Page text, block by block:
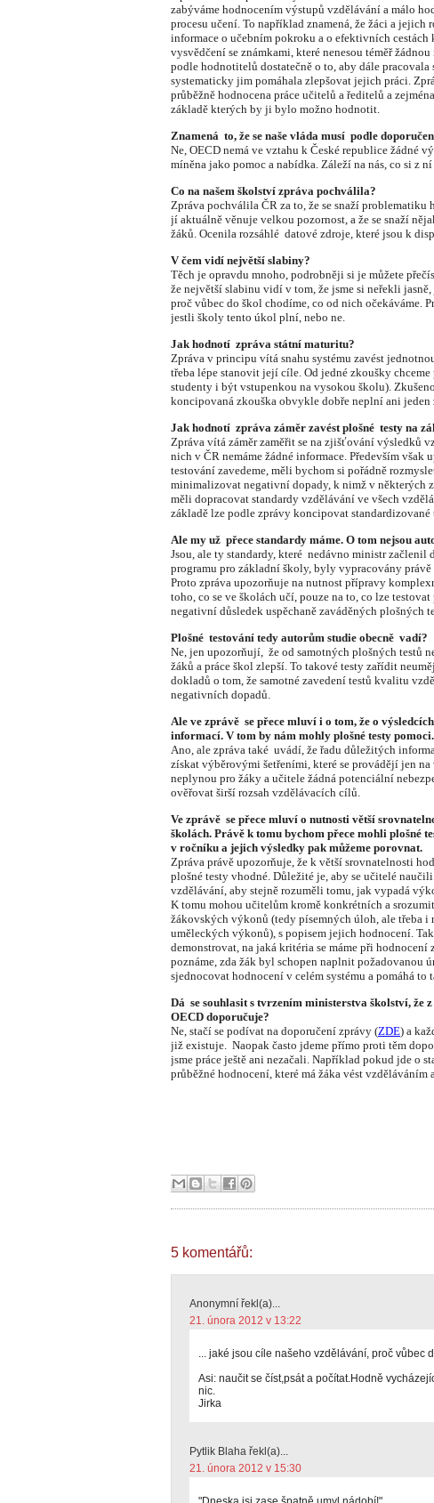
zabýváme hodnocením výstupů vzdělávání a málo
procesu učení. To například znamená, že žáci a
informace o učebním pokroku a o efektivních cestách
vysvědčení se známkami, které nenesou téměř
podle hodnotitelů dostatečně o to, aby dále pracovala
systematicky jim pomáhala zlepšovat jejich práci.
průběžně hodnocena práce učitelů a ředitelů a
základě kterých by ji bylo možno hodnotit.
Znamená to, že se naše vláda musí podle
Ne, OECD nemá ve vztahu k České republice žádné
míněna jako pomoc a nabídka. Záleží na nás, co si z ní
Co na našem školství zpráva pochválila?
Zpráva pochválila ČR za to, že se snaží
jí aktuálně věnuje velkou pozornost, a že se snaží
žáků. Ocenila rozsáhlé datové zdroje, které jsou k
V čem vidí největší slabiny?
Těch je opravdu mnoho, podrobněji si je můžete
že největší slabinu vidí v tom, že jsme si neřekli
proč vůbec do škol chodíme, co od nich očekáváme.
jestli školy tento úkol plní, nebo ne.
Jak hodnotí zpráva státní maturitu?
Zpráva v principu vítá snahu systému zavést
třeba lépe stanovit její cíle. Od jedné zkoušky
studenty i být vstupenkou na vysokou školu).
koncipovaná zkouška obvykle dobře neplní ani
Jak hodnotí zpráva záměr zavést plošné testy na
Zpráva vítá záměr zaměřit se na zjišťování výsledků
nich v ČR nemáme žádné informace. Především však
testování zavedeme, měli bychom si pořádně
minimalizovat negativní dopady, k nimž v některých
měli dopracovat standardy vzdělávání ve všech
základě lze podle zprávy koncipovat standardizované
Ale my už přece standardy máme. O tom nejsou
Jsou, ale ty standardy, které nedávno ministr začlenil
programu pro základní školy, byly vypracovány
Proto zpráva upozorňuje na nutnost přípravy
toho, co se ve školách učí, pouze na to, co lze
negativní důsledek uspěchaně zaváděných plošných
Plošné testování tedy autorům studie obecně vadí?
Ne, jen upozorňují, že od samotných plošných testů
žáků a práce škol zlepší. To takové testy zařídit
dokladů o tom, že samotné zavedení testů kvalitu
negativních dopadů.
Ale ve zprávě se přece mluví i o tom, že o
informací. V tom by nám mohly plošné testy pomoci.
Ano, ale zpráva také uvádí, že řadu důležitých
získat výběrovými šetřeními, které se provádějí jen
neplynou pro žáky a učitele žádná potenciální
ověřovat širší rozsah vzdělávacích cílů.
Ve zprávě se přece mluví o nutnosti větší
školách. Právě k tomu bychom přece mohli plošné
v ročníku a jejich výsledky pak můžeme porovnat.
Zpráva právě upozorňuje, že k větší srovnatelnosti
plošné testy vhodné. Důležité je, aby se učitelé
vzdělávání, aby stejně rozuměli tomu, jak vypadá
K tomu mohou učitelům kromě konkrétních a
žákovských výkonů (tedy písemných úloh, ale třeba i
uměleckých výkonů), s popisem jejich hodnocení.
demonstrovat, na jaká kritéria se máme při hodnocení
poznáme, zda žák byl schopen naplnit požadovanou
sjednocovat hodnocení v celém systému a pomáhá
Dá se souhlasit s tvrzením ministerstva školství, že
OECD doporučuje?
Ne, stačí se podívat na doporučení zprávy (ZDE) a
již existuje. Naopak často jdeme přímo proti těm
jsme práce ještě ani nezačali. Například pokud jde o
průběžné hodnocení, které má žáka vést
5 komentářů:
Anonymní řekl(a)...
21. února 2012 v 13:22
... jaké jsou cíle našeho vzdělávání, proč vůbec
Asi: naučit se číst,psát a počítat.Hodně
nic.
Jirka
Pytlik Blaha řekl(a)...
21. února 2012 v 15:30